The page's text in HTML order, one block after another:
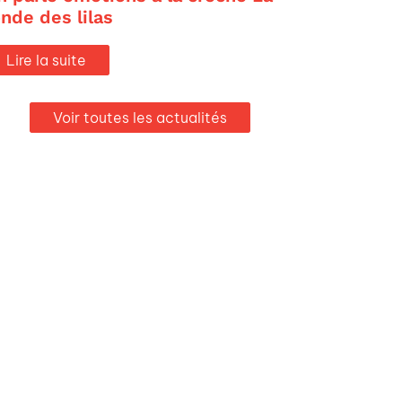
des lilas
Lire la suite
Voir toutes les actualités